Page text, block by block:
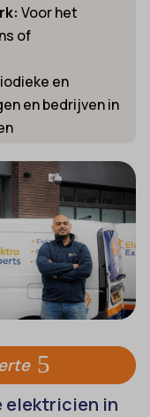
Voor het
of
en
en bedrijven in
elektricien in